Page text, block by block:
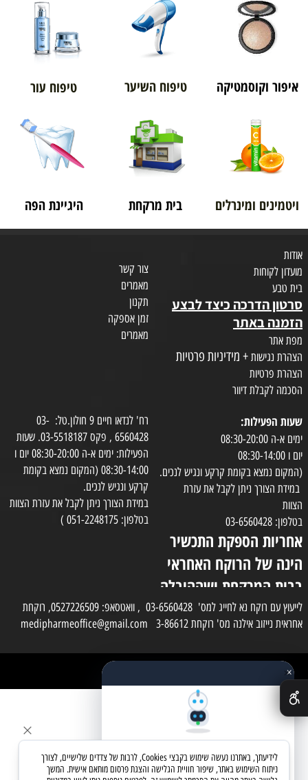
איפור וקוסמטיקה טיפוח השיער טיפוח עור
ויטמינים ומינרלים בית מרקחת היגיינת הפה
אודות
מועדון לקוחות
בית טבע
סרטון הדרכה כיצד לבצע
הזמנה באתר
מפת אתר
הצהרת נגישות + מידיניות פרטיות
הצהרת פרטיות
הסכמה לקבלת דיוור
צור קשר
מאמרים
תקנון
זמן אספקה
מאמרים
שעות הפעילות:
ימים א-ה 08:30-20:00
יום ו 08:30-14:00
(המקום נמצא בקומת קרקע ונגיש לנכים.
במידת הצורך ניתן לקבל את עזרת
הצוות
בטלפון: 03-6560428
אחריות הספקת התכשיר
הינה של הרוקח האחראי
בבית המרקחת ושההובלה
בפועל תעשה בעזרת
השליח
רח' לנדאו חיים 9 חולון.טל: 03-
6560428 , פקס 03-5518187. שעות
הפעילות: ימים א-ה 08:30-20:00 יום ו
08:30-14:00 (המקום נמצא בקומת
קרקע ונגיש לנכים.
במידת הצורך ניתן לקבל את עזרת הצוות
בטלפון: 051-2248175 )
לייעוץ עם רוקח נא לחייג למס' 03-6560428 , וואטסאפ: 0527226509, רוקחת
אחראית נייזוב אילנה מס' רוקחת 3-86612 medipharmeoffice@gmail.com
✕×
שאלו את העוזר החכם
מחפשים מוצר? אני כאן כדי לעזור
לידיעתך, באתרנו נעשה שימוש בקבצי Cookies, לרבות של צדדים שלישיים, לצורך
ניתוח השימוש באתר, שיפור חוויית הגלישה והצגת פרסום מותאם אישית. המשך